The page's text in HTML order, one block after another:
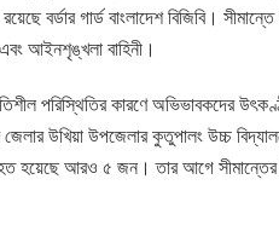
বর্ডার গার্ড বাংলাদেশ বিজিবি।
আইনশৃঙ্খলা বাহিনী।
পরিস্থিতির কারণে অভিভাবকদের
জেলার উখিয়া উপজেলার কুতুপালং উচ্চ
হয়েছে আরও ৫ জন। তার আগে